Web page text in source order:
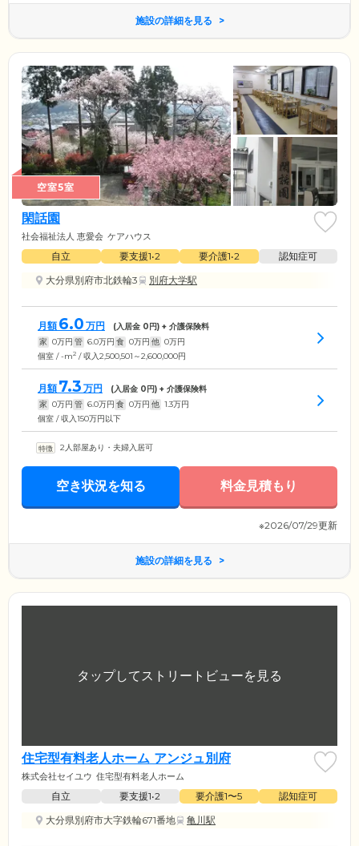
施設の詳細を見る
空室5室
閑話園
社会福祉法人 恵愛会 ケアハウス
自立 要支援1•2 要介護1•2
認知症可
大分県別府市北鉄輪3
別府大学駅
月額 6.0 万円 (入居金 0円) + 介護保険料
家 0万円 管 6.0万円 食 0万円 他 0万円
個室 / -m2 / 収入2,500,501～2,600,000円
月額 7.3 万円 (入居金 0円) + 介護保険料
家 0万円 管 6.0万円 食 0万円 他 1.3万円
個室 / 収入150万円以下
2人部屋あり・夫婦入居可
空き状況を知る 料金見積もり
※2026/07/29更新
施設の詳細を見る
住宅型有料老人ホーム アンジュ別府
株式会社セイユウ 住宅型有料老人ホーム
自立 要支援1•2 要介護1〜5
認知症可
大分県別府市大字鉄輪671番地
亀川駅